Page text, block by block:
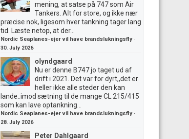
mening, at satse på 747 som Air
Tankers. Alt for store, og ikke nær
præcise nok, ligesom hver tankning tager lang
tid. Læste netop, at der...
Nordic Seaplanes-ejer vil have brandslukningsfly ·
30. July 2026
olyndgaard
Nu er denne B747 jo taget ud af
drift i 2021. Det var for dyrt,,det er
heller ikke alle steder den kan
lande..imod sætning til de mange CL 215/415
som kan lave optankning...
Nordic Seaplanes-ejer vil have brandslukningsfly ·
28. July 2026
Peter Dahlgaard